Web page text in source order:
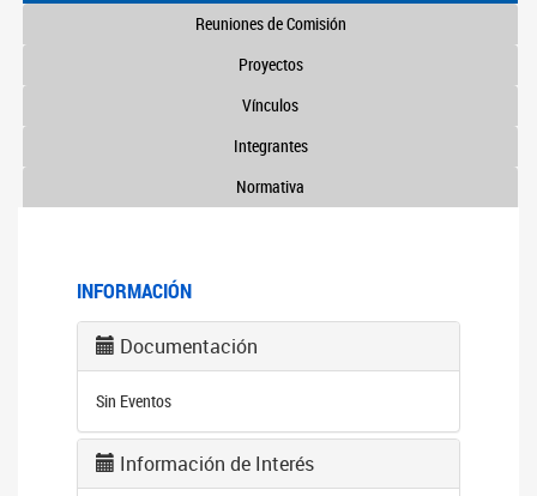
Reuniones de Comisión
Proyectos
Vínculos
Integrantes
Normativa
INFORMACIÓN
Documentación
Sin Eventos
Información de Interés